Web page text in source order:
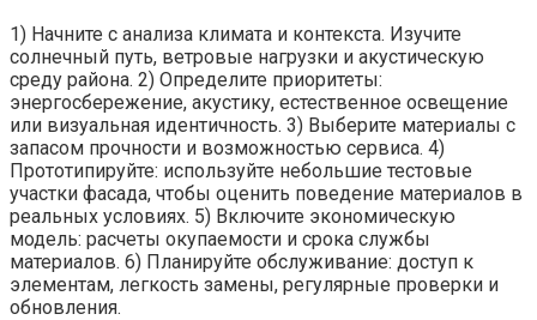
1) Начните с анализа климата и контекста. Изучите
солнечный путь, ветровые нагрузки и акустическую
среду района. 2) Определите приоритеты:
энергосбережение, акустику, естественное освещение
или визуальная идентичность. 3) Выберите материалы с
запасом прочности и возможностью сервиса. 4)
Прототипируйте: используйте небольшие тестовые
участки фасада, чтобы оценить поведение материалов в
реальных условиях. 5) Включите экономическую
модель: расчеты окупаемости и срока службы
материалов. 6) Планируйте обслуживание: доступ к
элементам, легкость замены, регулярные проверки и
обновления.